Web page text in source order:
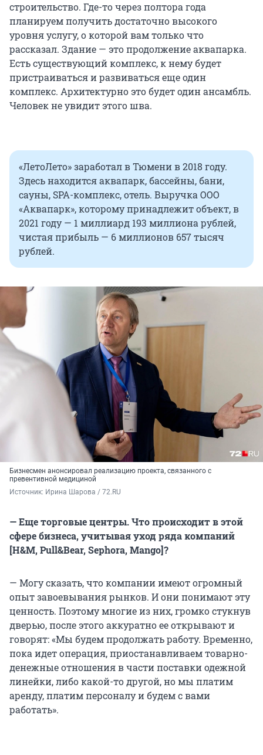
строительство. Где-то через полтора года
планируем получить достаточно высокого
уровня услугу, о которой вам только что
рассказал. Здание — это продолжение аквапарка.
Есть существующий комплекс, к нему будет
пристраиваться и развиваться еще один
комплекс. Архитектурно это будет один ансамбль.
Человек не увидит этого шва.
«ЛетоЛето» заработал в Тюмени в 2018 году.
Здесь находится аквапарк, бассейны, бани,
сауны, SPA-комплекс, отель. Выручка ООО
«Аквапарк», которому принадлежит объект, в
2021 году — 1 миллиард 193 миллиона рублей,
чистая прибыль — 6 миллионов 657 тысяч
рублей.
Бизнесмен анонсировал реализацию проекта, связанного с
превентивной медициной
Источник: Ирина Шарова / 72.RU
— Еще торговые центры. Что происходит в этой
сфере бизнеса, учитывая уход ряда компаний
[H&M, Pull&Bear, Sephora, Mango]?
— Могу сказать, что компании имеют огромный
опыт завоевывания рынков. И они понимают эту
ценность. Поэтому многие из них, громко стукнув
дверью, после этого аккуратно ее открывают и
говорят: «Мы будем продолжать работу. Временно,
пока идет операция, приостанавливаем товарно-
денежные отношения в части поставки одежной
линейки, либо какой-то другой, но мы платим
аренду, платим персоналу и будем с вами
работать».